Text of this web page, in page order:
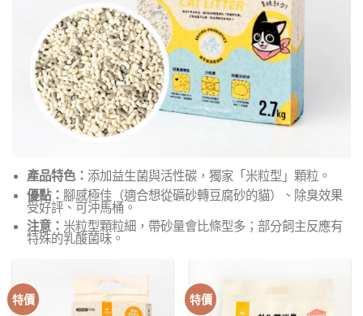
產品特色：添加益生菌與活性碳，獨家「米粒型」顆粒。
優點： 腳感極佳（適合想從礦砂轉豆腐砂的貓）、除臭效果
受好評、可沖馬桶。
注意： 米粒型顆粒細，帶砂量會比條型多；部分飼主反應有
特殊的乳酸菌味。
特價 特價